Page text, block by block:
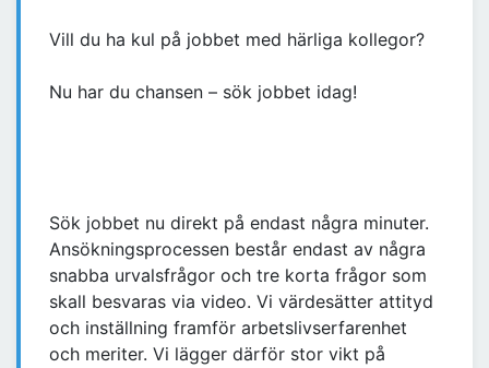
Vill du ha kul på jobbet med härliga kollegor?
Nu har du chansen – sök jobbet idag!
Sök jobbet nu direkt på endast några minuter.
Ansökningsprocessen består endast av några
snabba urvalsfrågor och tre korta frågor som
skall besvaras via video. Vi värdesätter attityd
och inställning framför arbetslivserfarenhet
och meriter. Vi lägger därför stor vikt på